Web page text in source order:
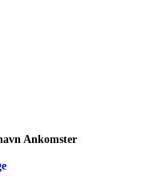
Ankomster